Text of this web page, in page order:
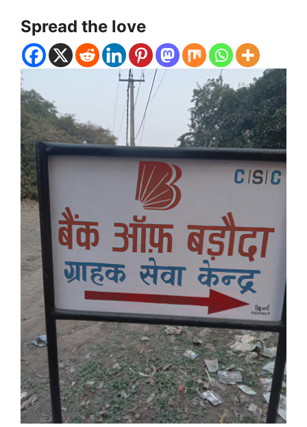
Spread the love